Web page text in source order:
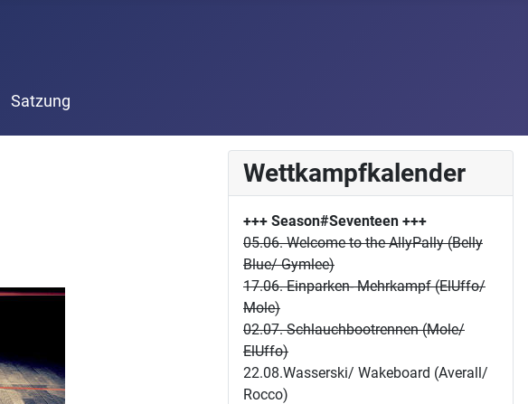
Satzung
Wettkampfkalender
+++ Season#Seventeen +++
05.06. Welcome to the AllyPally (Belly
Blue/ Gymlee)
17.06. Einparken- Mehrkampf (ElUffo/
Mole)
02.07. Schlauchbootrennen (Mole/
ElUffo)
22.08.Wasserski/ Wakeboard (Averall/
Rocco)